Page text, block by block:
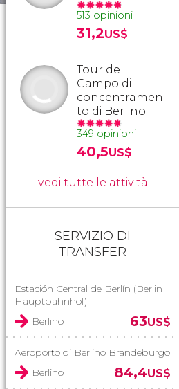
513 opinioni
31,2US$
Tour del
Campo di
concentramen
to di Berlino
349 opinioni
40,5US$
vedi tutte le attività
SERVIZIO DI
TRANSFER
Estación Central de Berlín (Berlin
Hauptbahnhof)
Berlino
63US$
Aeroporto di Berlino Brandeburgo
Berlino
84,4US$